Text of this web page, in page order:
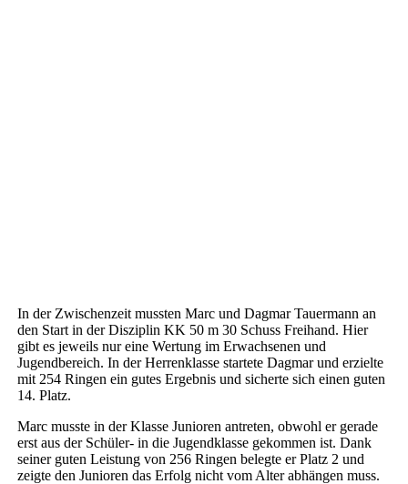
In der Zwischenzeit mussten Marc und Dagmar Tauermann an
den Start in der Disziplin KK 50 m 30 Schuss Freihand. Hier
gibt es jeweils nur eine Wertung im Erwachsenen und
Jugendbereich. In der Herrenklasse startete Dagmar und erzielte
mit 254 Ringen ein gutes Ergebnis und sicherte sich einen guten
14. Platz.
Marc musste in der Klasse Junioren antreten, obwohl er gerade
erst aus der Schüler- in die Jugendklasse gekommen ist. Dank
seiner guten Leistung von 256 Ringen belegte er Platz 2 und
zeigte den Junioren das Erfolg nicht vom Alter abhängen muss.